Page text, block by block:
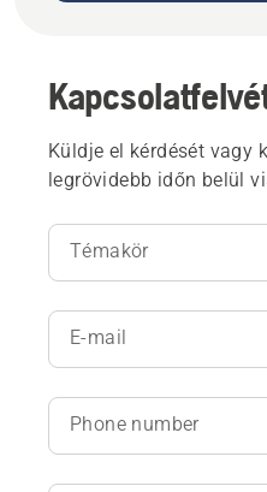
Küldje el kérdését vagy
legrövidebb időn belül
Témakör
E-mail
Phone number